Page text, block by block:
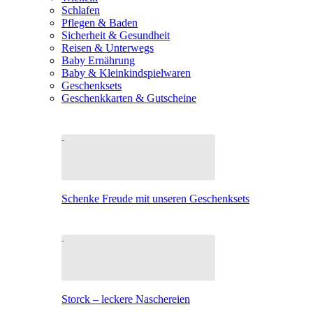
Schlafen
Pflegen & Baden
Sicherheit & Gesundheit
Reisen & Unterwegs
Baby Ernährung
Baby & Kleinkindspielwaren
Geschenksets
Geschenkkarten & Gutscheine
Schenke Freude mit unseren Geschenksets
Storck – leckere Naschereien